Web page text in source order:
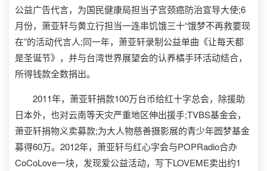
公益广告代言，为国民健康局担当子宫颈癌防治宣导大使;6
月份，萧亚轩与黄立行担当一连串饥饿三十“饿梦不再救要现
在”的活动代言人;同一年，萧亚轩录制公益单曲《让每天都
是圣诞节》，并与台湾世界展望会的认养橘手环活动结合，
所得钱款全数捐出。
2011年，萧亚轩捐款100万台币给红十字总会，除援助
日本外，也对云南等天灾严重地区伸出援手;TVBS基金会，
萧亚轩捐物义卖募款;为大人物慈善摄影展的青少年圆梦基金
募得60万。2012年，萧亚轩与红心字会与POPRadio合办
CoCoLove一块，发现爱公益活动，写下LOVEME卖出约1